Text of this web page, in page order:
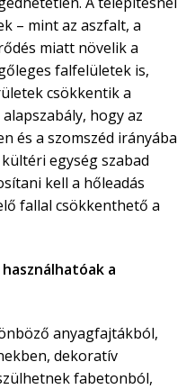
– mint az aszfalt, a
miatt növelik a
falfelületek is,
csökkentik a
hogy az
és a szomszéd irányába
egység szabad
kell a hőleadás
fallal csökkenthető a
a
anyagfajtákból,
dekoratív
fabetonból,